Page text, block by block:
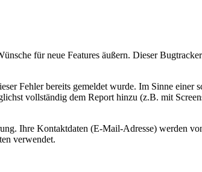
für neue Features äußern. Dieser
Fehler bereits gemeldet wurde. Im Sinne einer
vollständig dem Report hinzu (z.B. mit
Ihre Kontaktdaten (E-Mail-Adresse) werden
verwendet.